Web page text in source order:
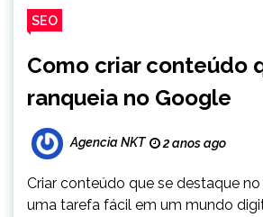
SEO
Como criar conteúdo
ranqueia no Google
Agencia NKT 2 anos ago
Criar conteúdo que se destaque
uma tarefa fácil em um mundo